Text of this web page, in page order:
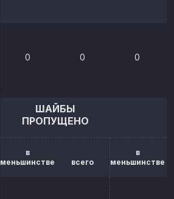
0 0 0
ШАЙБЫ
ПРОПУЩЕНО
в
меньшинстве
всего
в
меньшинстве